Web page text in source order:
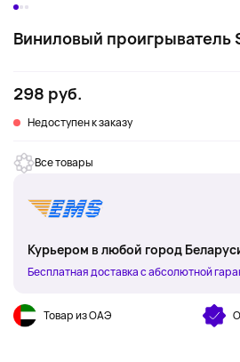
Виниловый проигрыватель
298 руб.
Недоступен к заказу
Все товары
Курьером в любой город
Бесплатная доставка с абсолютной
Товар из ОАЭ